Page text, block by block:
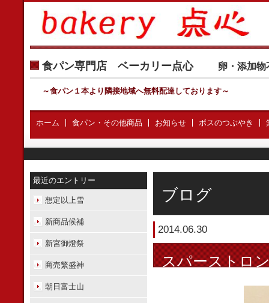
食パン専門店 ベーカリー点心 卵・添加
～食パン１本より隣接地域へ無料配達しております～
ホーム 食パン・その他商品 お知らせ ボスのつぶやき
ブログ
2014.06.30
スパーストロ
最近のエントリー
想定以上雪
新商品候補
新宮御燈祭
商売繁盛神
朝日富士山